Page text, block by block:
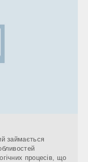
займається
процесів, що